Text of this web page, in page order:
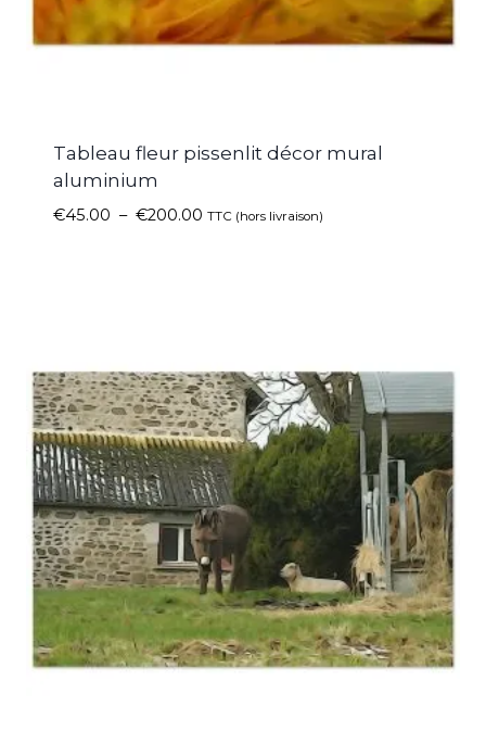
Tableau fleur pissenlit décor mural
aluminium
€45.00 – €200.00 TTC (hors livraison)